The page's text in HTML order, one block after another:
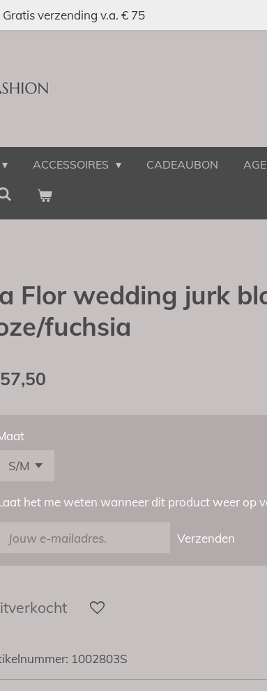
Gratis verzending v.a. € 75
ACCESSOIRES CADEAUBON
Flor wedding jurk
fuchsia
het me weten wanneer dit product weer op
Verzenden
1002803S